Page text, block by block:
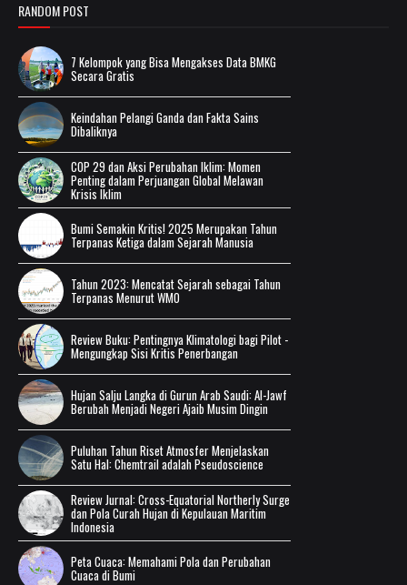
RANDOM POST
7 Kelompok yang Bisa Mengakses Data BMKG
Secara Gratis
Keindahan Pelangi Ganda dan Fakta Sains
Dibaliknya
COP 29 dan Aksi Perubahan Iklim: Momen
Penting dalam Perjuangan Global Melawan
Krisis Iklim
Bumi Semakin Kritis! 2025 Merupakan Tahun
Terpanas Ketiga dalam Sejarah Manusia
Tahun 2023: Mencatat Sejarah sebagai Tahun
Terpanas Menurut WMO
Review Buku: Pentingnya Klimatologi bagi Pilot -
Mengungkap Sisi Kritis Penerbangan
Hujan Salju Langka di Gurun Arab Saudi: Al-Jawf
Berubah Menjadi Negeri Ajaib Musim Dingin
Puluhan Tahun Riset Atmosfer Menjelaskan
Satu Hal: Chemtrail adalah Pseudoscience
Review Jurnal: Cross-Equatorial Northerly Surge
dan Pola Curah Hujan di Kepulauan Maritim
Indonesia
Peta Cuaca: Memahami Pola dan Perubahan
Cuaca di Bumi